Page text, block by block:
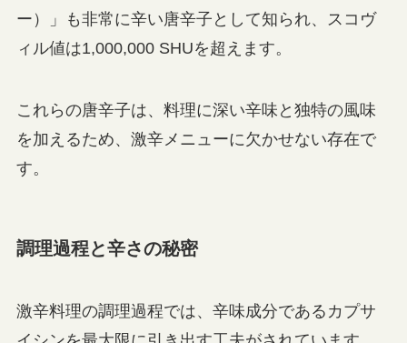
ー）」も非常に辛い唐辛子として知られ、スコヴ
ィル値は1,000,000 SHUを超えます。
これらの唐辛子は、料理に深い辛味と独特の風味
を加えるため、激辛メニューに欠かせない存在で
す。
調理過程と辛さの秘密
激辛料理の調理過程では、辛味成分であるカプサ